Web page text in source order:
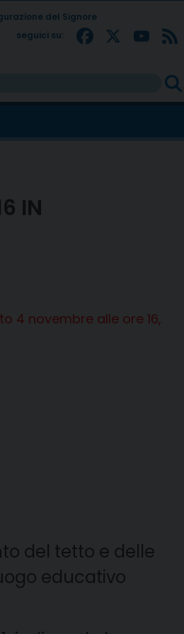
del Signore
seguici su:
X
per:
IN
4 novembre alle ore 16,
del tetto e delle
educativo